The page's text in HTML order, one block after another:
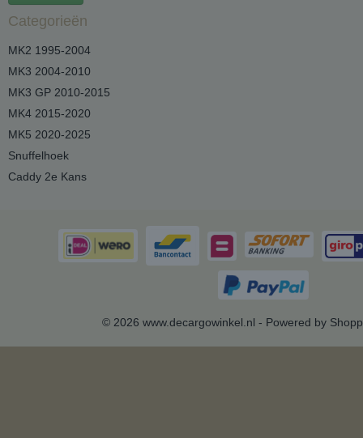
Categorieën
MK2 1995-2004
MK3 2004-2010
MK3 GP 2010-2015
MK4 2015-2020
MK5 2020-2025
Snuffelhoek
Caddy 2e Kans
© 2026 www.decargowinkel.nl - Powered by